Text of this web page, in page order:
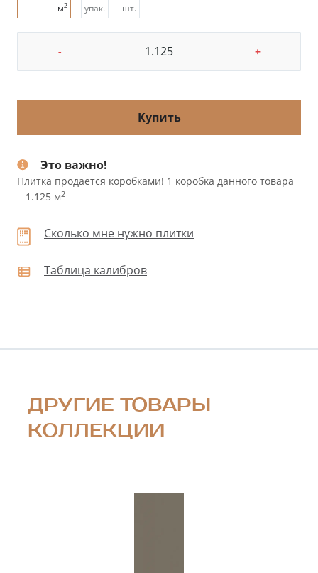
м2 упак. шт.
- +
Купить
Это важно!
Плитка продается коробками! 1 коробка данного товара
= 1.125 м2
Сколько мне нужно плитки
Таблица калибров
ДРУГИЕ ТОВАРЫ
КОЛЛЕКЦИИ